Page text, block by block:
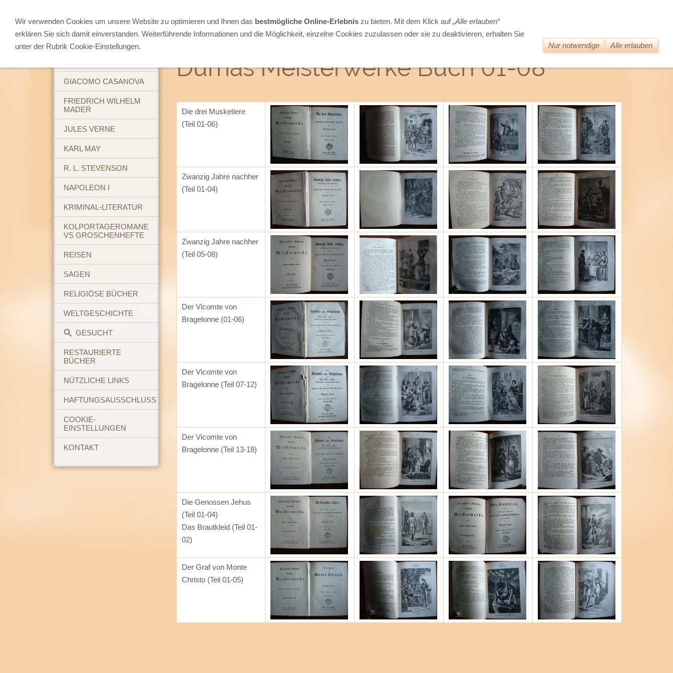
ABENTEUERBÜCHER
GIACOMO CASANOVA
FRIEDRICH WILHELM
MADER
JULES VERNE
KARL MAY
R. L. STEVENSON
NAPOLEON I
KRIMINAL-LITERATUR
KOLPORTAGEROMANE
VS GROSCHENHEFTE
REISEN
SAGEN
RELIGIÖSE BÜCHER
WELTGESCHICHTE
GESUCHT
RESTAURIERTE
BÜCHER
NÜTZLICHE LINKS
HAFTUNGSAUSSCHLUSS
COOKIE-
EINSTELLUNGEN
KONTAKT
Dumas Meisterwerke Buch 01-08
Die drei Musketiere
(Teil 01-06)
Zwanzig Jahre nachher
(Teil 01-04)
Zwanzig Jahre nachher
(Teil 05-08)
Der Vicomte von
Bragelonne (01-06)
Der Vicomte von
Bragelonne (Teil 07-12)
Der Vicomte von
Bragelonne (Teil 13-18)
Die Genossen Jehus
(Teil 01-04)
Das Brautkleid (Teil 01-
02)
Der Graf von Monte
Christo (Teil 01-05)
Wir verwenden Cookies um unsere Website zu optimieren und Ihnen das bestmögliche Online-Erlebnis zu bieten. Mit dem Klick auf„Alle erlauben“
erklären Sie sich damit einverstanden. Weiterführende Informationen und die Möglichkeit, einzelne Cookies zuzulassen oder sie zu deaktivieren, erhalten Sie
unter der Rubrik Cookie-Einstellungen.
Nur notwendige Alle erlauben